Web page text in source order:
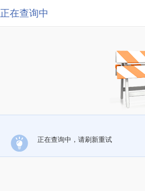
正在查询中
正在查询中，请刷新重试